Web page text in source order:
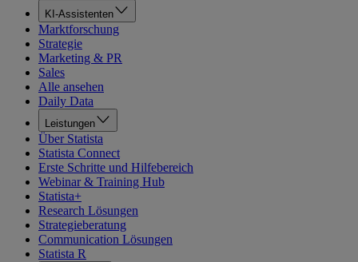
KI-Assistenten
Marktforschung
Strategie
Marketing & PR
Sales
Alle ansehen
Daily Data
Leistungen
Über Statista
Statista Connect
Erste Schritte und Hilfebereich
Webinar & Training Hub
Statista+
Research Lösungen
Strategieberatung
Communication Lösungen
Statista R